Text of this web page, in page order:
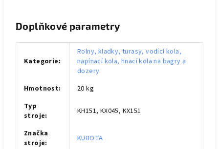
Doplňkové parametry
Kategorie:
Rolny, kladky, turasy, vodící kola,
napínací kola, hnací kola na bagry a
dozery
Hmotnost:
20 kg
Typ
stroje: KH151, KX045, KX151
Značka
stroje: KUBOTA